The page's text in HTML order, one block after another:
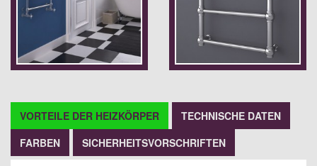
VORTEILE DER HEIZKÖRPER
TECHNISCHE DATEN
FARBEN
SICHERHEITSVORSCHRIFTEN